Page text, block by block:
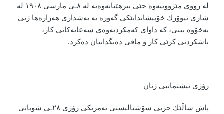
لە رووی مێژووییەوە جێی بیرهێنانەوەیە لە ٨ـی مارسی ١٩٠٨ لە
شاری نیوۆرك خۆپیشاندانێكی گەورە بە بەشداری هەزارەها ژنی
بەخۆوە بینی، كە داوای كەمكردنەوەی سەعاتەكانی كار،
باشكردنی كرێی كار و مافی دەنگدانیان دەكرد.
رۆژی نیشتمانیی ژنان
پاش ساڵێك حزبی سۆشیالیستی ئەمریكی رۆژی ٢٨ـی شوباتی